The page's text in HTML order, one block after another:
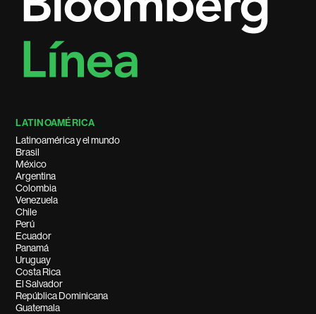
LATINOAMÉRICA
Latinoamérica y el mundo
Brasil
México
Argentina
Colombia
Venezuela
Chile
Perú
Ecuador
Panamá
Uruguay
Costa Rica
El Salvador
República Dominicana
Guatemala